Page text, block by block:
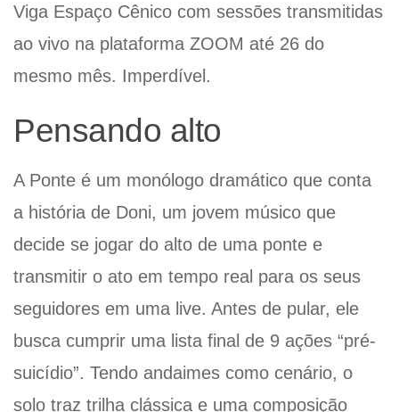
Viga Espaço Cênico com sessões transmitidas
ao vivo na plataforma ZOOM até 26 do
mesmo mês. Imperdível.
Pensando alto
A Ponte é um monólogo dramático que conta
a história de Doni, um jovem músico que
decide se jogar do alto de uma ponte e
transmitir o ato em tempo real para os seus
seguidores em uma live. Antes de pular, ele
busca cumprir uma lista final de 9 ações “pré-
suicídio”. Tendo andaimes como cenário, o
solo traz trilha clássica e uma composição